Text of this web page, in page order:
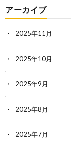
アーカイブ
2025年11月
2025年10月
2025年9月
2025年8月
2025年7月